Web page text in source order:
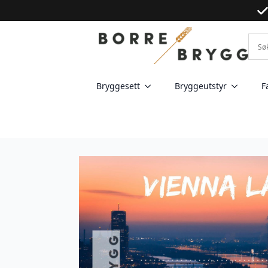
Bryggesett Bryggeutstyr